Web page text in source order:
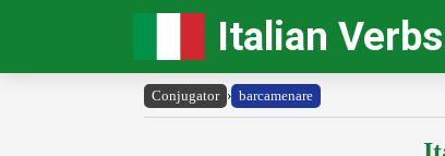
Italian Verbs
Conjugator › barcamenare